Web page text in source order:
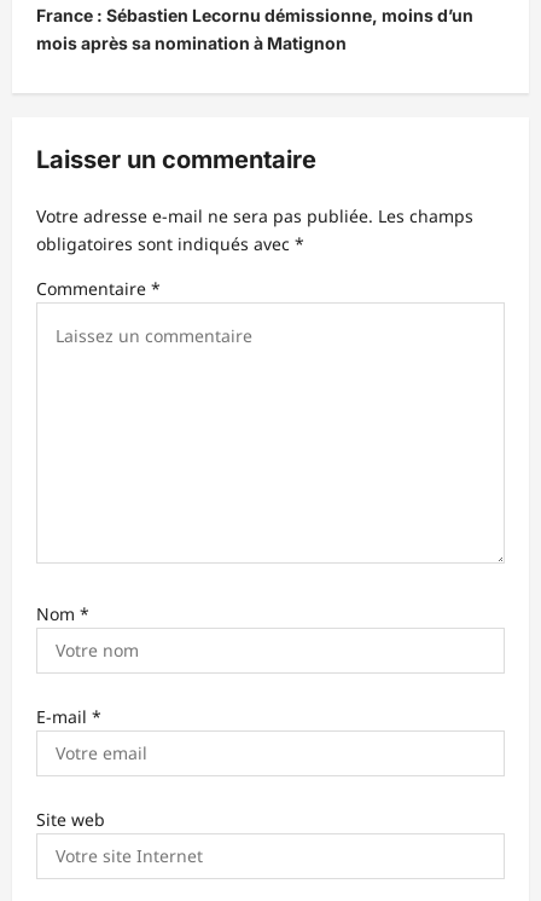
g
a
t
o
n
d
’
France : Sébastien Lecornu démissionne, moins d’un
mois après sa nomination à Matignon
Laisser un commentaire
Votre adresse e-mail ne sera pas publiée. Les champs
obligatoires sont indiqués avec *
Commentaire *
Nom *
E-mail *
Site web